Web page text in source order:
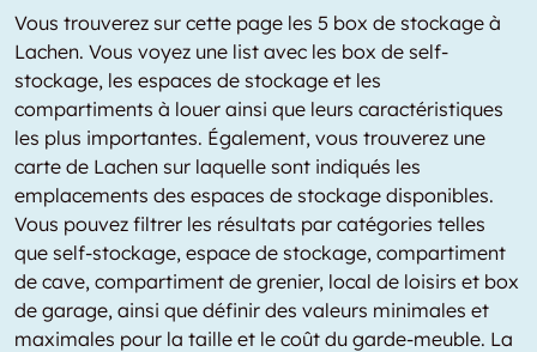
Vous trouverez sur cette page les 5 box de stockage à
Lachen. Vous voyez une list avec les box de self-
stockage, les espaces de stockage et les
compartiments à louer ainsi que leurs caractéristiques
les plus importantes. Également, vous trouverez une
carte de Lachen sur laquelle sont indiqués les
emplacements des espaces de stockage disponibles.
Vous pouvez filtrer les résultats par catégories telles
que self-stockage, espace de stockage, compartiment
de cave, compartiment de grenier, local de loisirs et box
de garage, ainsi que définir des valeurs minimales et
maximales pour la taille et le coût du garde-meuble. La